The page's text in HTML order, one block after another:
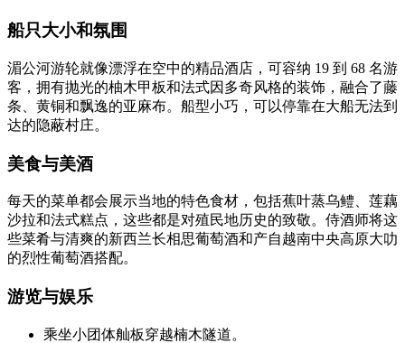
船只大小和氛围
湄公河游轮就像漂浮在空中的精品酒店，可容纳 19 到 68 名游
客，拥有抛光的柚木甲板和法式因多奇风格的装饰，融合了藤
条、黄铜和飘逸的亚麻布。船型小巧，可以停靠在大船无法到
达的隐蔽村庄。
美食与美酒
每天的菜单都会展示当地的特色食材，包括蕉叶蒸乌鳢、莲藕
沙拉和法式糕点，这些都是对殖民地历史的致敬。侍酒师将这
些菜肴与清爽的新西兰长相思葡萄酒和产自越南中央高原大叻
的烈性葡萄酒搭配。
游览与娱乐
乘坐小团体舢板穿越楠木隧道。